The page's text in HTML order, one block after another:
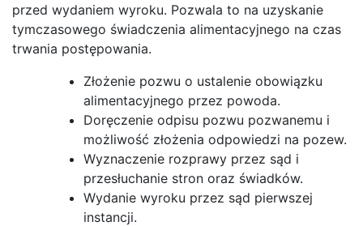
przed wydaniem wyroku. Pozwala to na uzyskanie
tymczasowego świadczenia alimentacyjnego na czas
trwania postępowania.
Złożenie pozwu o ustalenie obowiązku
alimentacyjnego przez powoda.
Doręczenie odpisu pozwu pozwanemu i
możliwość złożenia odpowiedzi na pozew.
Wyznaczenie rozprawy przez sąd i
przesłuchanie stron oraz świadków.
Wydanie wyroku przez sąd pierwszej
instancji.